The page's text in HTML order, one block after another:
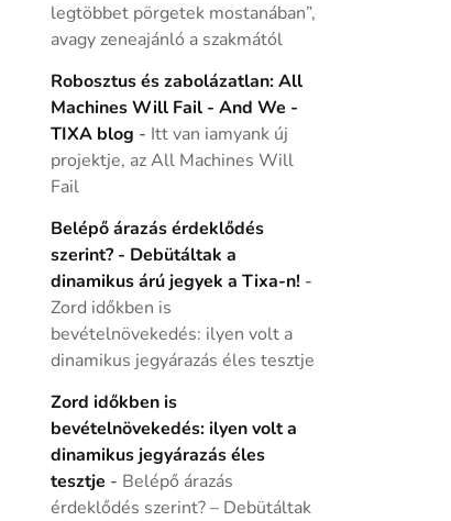
legtöbbet pörgetek mostanában”,
avagy zeneajánló a szakmától
Robosztus és zabolázatlan: All
Machines Will Fail - And We -
TIXA blog - Itt van iamyank új
projektje, az All Machines Will
Fail
Belépő árazás érdeklődés
szerint? - Debütáltak a
dinamikus árú jegyek a Tixa-n! -
Zord időkben is
bevételnövekedés: ilyen volt a
dinamikus jegyárazás éles tesztje
Zord időkben is
bevételnövekedés: ilyen volt a
dinamikus jegyárazás éles
tesztje - Belépő árazás
érdeklődés szerint? – Debütáltak